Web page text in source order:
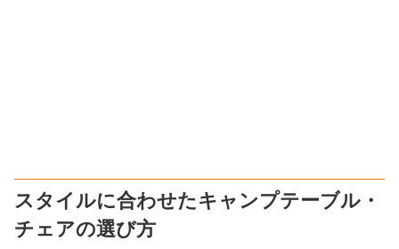
スタイルに合わせたキャンプテーブル・
チェアの選び方